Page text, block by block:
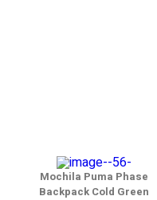
Mochila Puma Phase
Backpack Cold Green